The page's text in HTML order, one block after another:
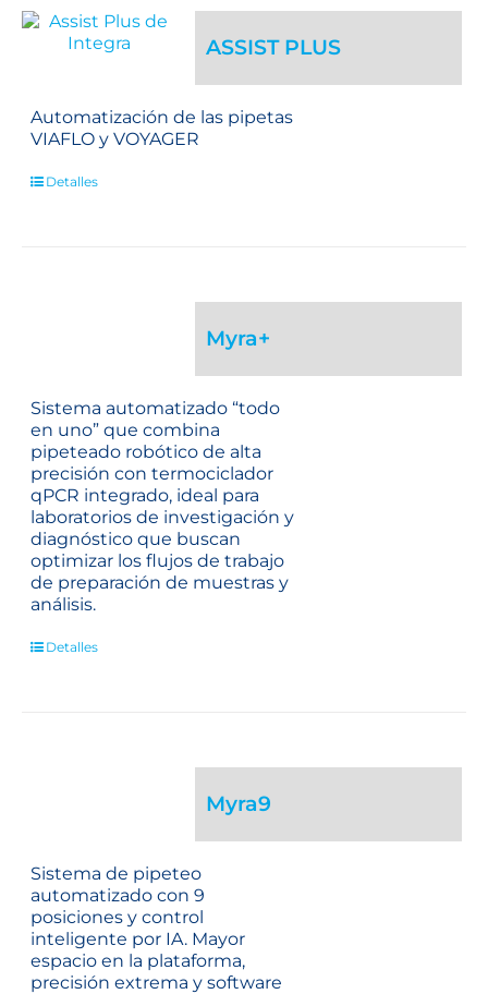
ASSIST PLUS
Automatización de las pipetas
VIAFLO y VOYAGER
Detalles
Myra+
Sistema automatizado “todo
en uno” que combina
pipeteado robótico de alta
precisión con termociclador
qPCR integrado, ideal para
laboratorios de investigación y
diagnóstico que buscan
optimizar los flujos de trabajo
de preparación de muestras y
análisis.
Detalles
Myra9
Sistema de pipeteo
automatizado con 9
posiciones y control
inteligente por IA. Mayor
espacio en la plataforma,
precisión extrema y software